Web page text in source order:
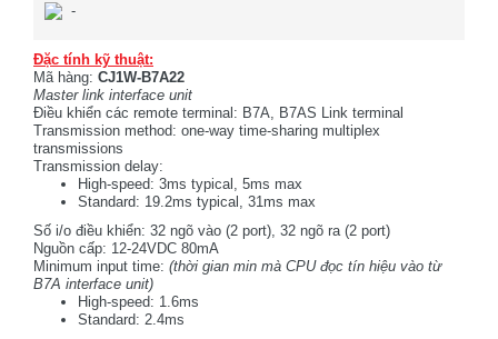
-
Đặc tính kỹ thuật:
Mã hàng: CJ1W-B7A22
Master link interface unit
Điều khiển các remote terminal: B7A, B7AS Link terminal
Transmission method: one-way time-sharing multiplex
transmissions
Transmission delay:
High-speed: 3ms typical, 5ms max
Standard: 19.2ms typical, 31ms max
Số i/o điều khiển: 32 ngõ vào (2 port), 32 ngõ ra (2 port)
Nguồn cấp: 12-24VDC 80mA
Minimum input time: (thời gian min mà CPU đọc tín hiệu vào từ
B7A interface unit)
High-speed: 1.6ms
Standard: 2.4ms